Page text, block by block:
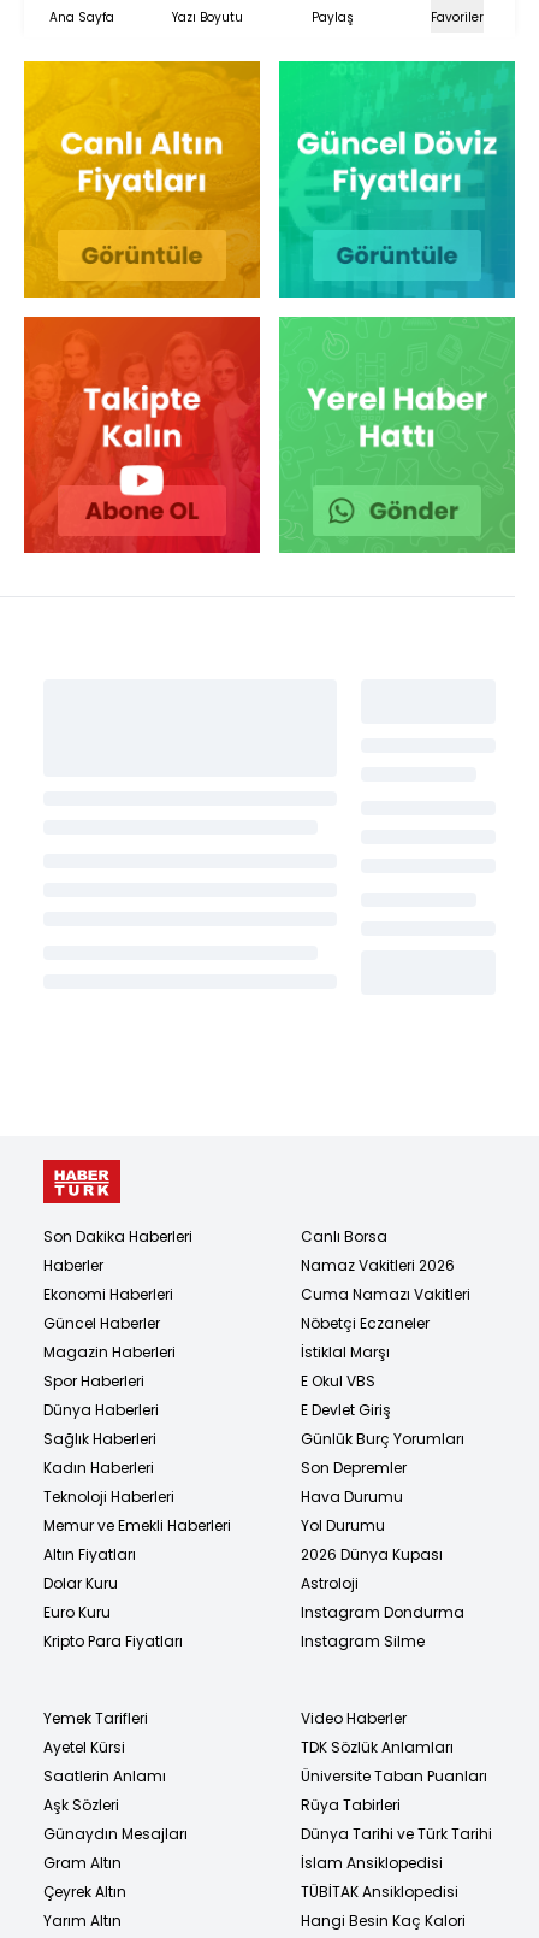
Ana Sayfa Yazı Boyutu Paylaş Favoriler
Son Dakika Haberleri
Haberler
Ekonomi Haberleri
Güncel Haberler
Magazin Haberleri
Spor Haberleri
Dünya Haberleri
Sağlık Haberleri
Kadın Haberleri
Teknoloji Haberleri
Memur ve Emekli Haberleri
Altın Fiyatları
Dolar Kuru
Euro Kuru
Kripto Para Fiyatları
Canlı Borsa
Namaz Vakitleri 2026
Cuma Namazı Vakitleri
Nöbetçi Eczaneler
İstiklal Marşı
E Okul VBS
E Devlet Giriş
Günlük Burç Yorumları
Son Depremler
Hava Durumu
Yol Durumu
2026 Dünya Kupası
Astroloji
Instagram Dondurma
Instagram Silme
Yemek Tarifleri
Ayetel Kürsi
Saatlerin Anlamı
Aşk Sözleri
Günaydın Mesajları
Gram Altın
Çeyrek Altın
Yarım Altın
Video Haberler
TDK Sözlük Anlamları
Üniversite Taban Puanları
Rüya Tabirleri
Dünya Tarihi ve Türk Tarihi
İslam Ansiklopedisi
TÜBİTAK Ansiklopedisi
Hangi Besin Kaç Kalori